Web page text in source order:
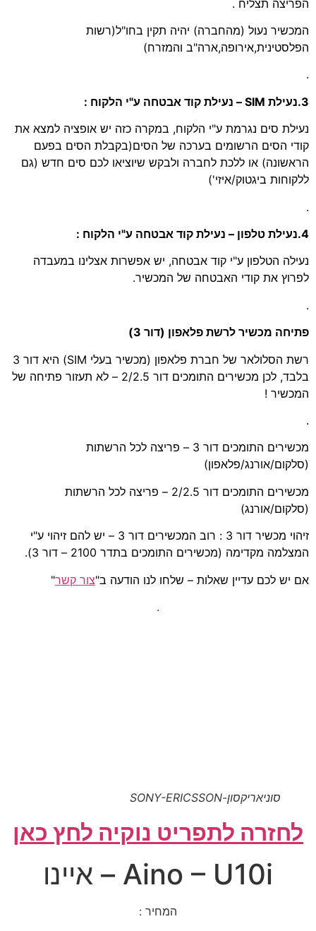
הפריצה תצליח .
המכשיר נעול (מהחברה) יהיה תקין בחו"ל(רשות
הפלסטינית,אירופה,ארה"ב והמזרח)
.
3.נעילת SIM – נעילת קוד אבטחה ע"י הלקוח :
נעילת סים נגרמת ע"י הלקוח, במקרה כזה יש אופציה למצא את
קודי הסים הרשומים בערכה של הסים(בקבלת הסים בפעם
הראשונה) או ללכת לחברה ולבקש שיוציאו לכם סים חדש (גם
ללקוחות ביגטוק/איזי')
.
4.נעילת טלפון – נעילת קוד אבטחה ע"י הלקוח :
נעילה הטלפון ע"י קוד אבטחה, יש אפשרות אצלינו במעבדה
לפרוץ את קודי האבטחה של המכשיר.
.
פתיחה מכשיר לרשת פלאפון (דור 3)
רשת הסלולאר של חברת פלאפון (מכשיר בעלי SIM) היא דור 3
בלבד, לכן מכשירים התומכים דור 2/2.5 – לא תעזור פתיחה של
המכשיר !
.
מכשירים התומכים דור 3 – פריצה לכל הרשתות
(סלקום/אורנג/פלאפון)
מכשירים התומכים דור 2/2.5 – פריצה לכל הרשתות
(סלקום/אורנג)
זיהוי מכשיר דור 3 : רוב המכשירים דור 3 – יש להם זיהוי ע"י
המצלמה מקדימה (מכשירים התומכים בתדר 2100 – דור 3).
אם יש לכם עדיין שאלות – שלחו לנו הודעה ב"צור קשר"
.
סוניאריקסון-SONY-ERICSSON
לחזרה לתפריט נוקיה לחץ כאן
Aino – U10i – איינו
המחיר :